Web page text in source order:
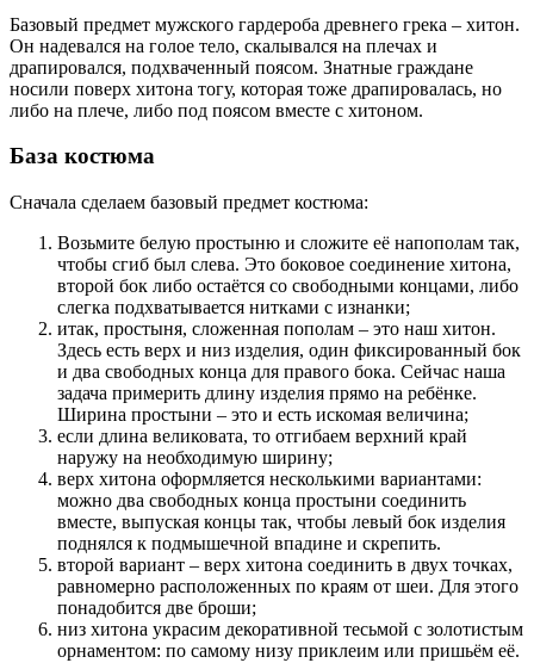
Базовый предмет мужского гардероба древнего грека – хитон.
Он надевался на голое тело, скалывался на плечах и
драпировался, подхваченный поясом. Знатные граждане
носили поверх хитона тогу, которая тоже драпировалась, но
либо на плече, либо под поясом вместе с хитоном.
База костюма
Сначала сделаем базовый предмет костюма:
Возьмите белую простыню и сложите её напополам так,
чтобы сгиб был слева. Это боковое соединение хитона,
второй бок либо остаётся со свободными концами, либо
слегка подхватывается нитками с изнанки;
итак, простыня, сложенная пополам – это наш хитон.
Здесь есть верх и низ изделия, один фиксированный бок
и два свободных конца для правого бока. Сейчас наша
задача примерить длину изделия прямо на ребёнке.
Ширина простыни – это и есть искомая величина;
если длина великовата, то отгибаем верхний край
наружу на необходимую ширину;
верх хитона оформляется несколькими вариантами:
можно два свободных конца простыни соединить
вместе, выпуская концы так, чтобы левый бок изделия
поднялся к подмышечной впадине и скрепить.
второй вариант – верх хитона соединить в двух точках,
равномерно расположенных по краям от шеи. Для этого
понадобится две броши;
низ хитона украсим декоративной тесьмой с золотистым
орнаментом: по самому низу приклеим или пришьём её.